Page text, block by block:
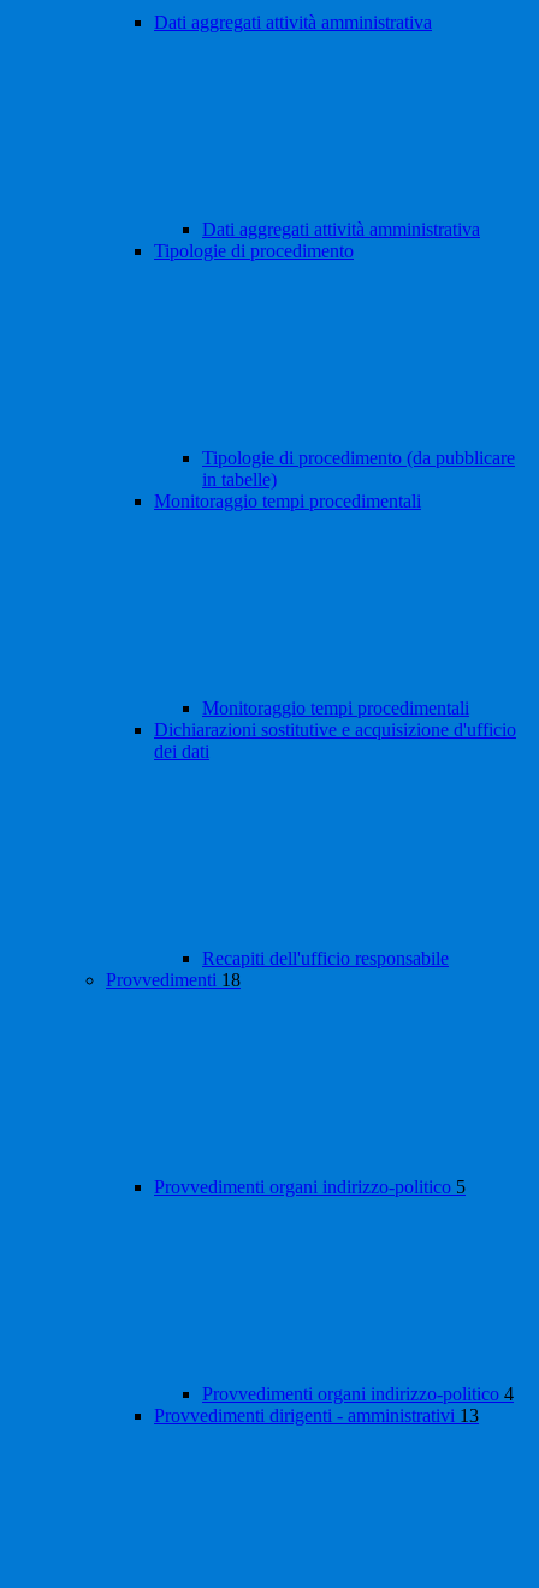
Dati aggregati attività amministrativa
Dati aggregati attività amministrativa
Tipologie di procedimento
Tipologie di procedimento (da pubblicare
in tabelle)
Monitoraggio tempi procedimentali
Monitoraggio tempi procedimentali
Dichiarazioni sostitutive e acquisizione d'ufficio
dei dati
Recapiti dell'ufficio responsabile
Provvedimenti 18
Provvedimenti organi indirizzo-politico 5
Provvedimenti organi indirizzo-politico 4
Provvedimenti dirigenti - amministrativi 13